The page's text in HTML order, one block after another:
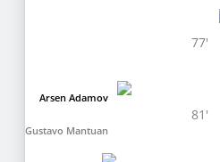
77'
Gustavo Mantuan
Arsen Adamov
81'